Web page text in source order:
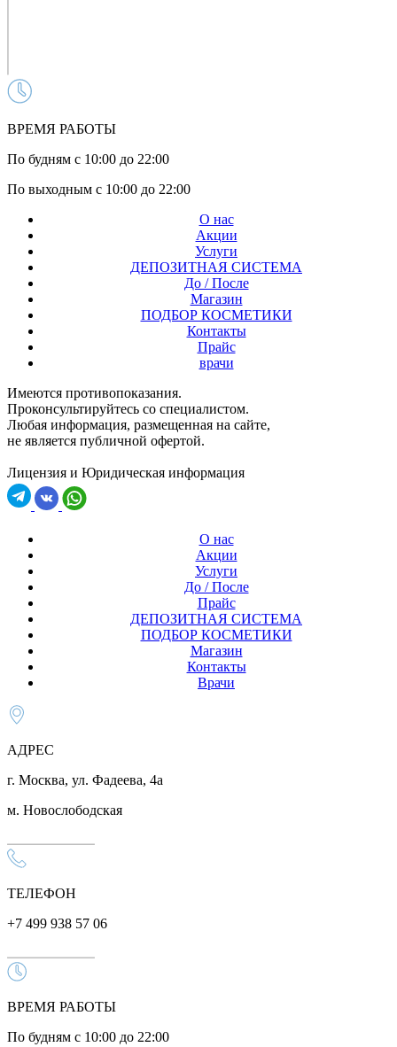
ВРЕМЯ РАБОТЫ
По будням с 10:00 до 22:00
По выходным с 10:00 до 22:00
О нас
Акции
Услуги
ДЕПОЗИТНАЯ СИСТЕМА
До / После
Магазин
ПОДБОР КОСМЕТИКИ
Контакты
Прайс
врачи
Имеются противопоказания.
Проконсультируйтесь со специалистом.
Любая информация, размещенная на сайте,
не является публичной офертой.
Лицензия и Юридическая информация
О нас
Акции
Услуги
До / После
Прайс
ДЕПОЗИТНАЯ СИСТЕМА
ПОДБОР КОСМЕТИКИ
Магазин
Контакты
Врачи
АДРЕС
г. Москва, ул. Фадеева, 4а
м. Новослободская
ТЕЛЕФОН
+7 499 938 57 06
ВРЕМЯ РАБОТЫ
По будням с 10:00 до 22:00